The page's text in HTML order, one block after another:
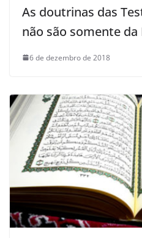
As doutrinas das
não são somente da
6 de dezembro de 2018